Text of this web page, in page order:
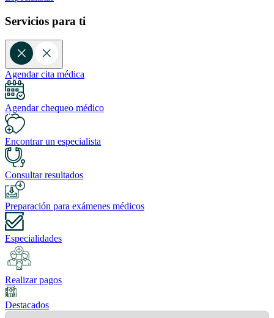
Servicios para ti
Agendar cita médica
Agendar chequeo médico
Encontrar un especialista
Consultar resultados
Preparación para exámenes médicos
Especialidades
Realizar pagos
Destacados